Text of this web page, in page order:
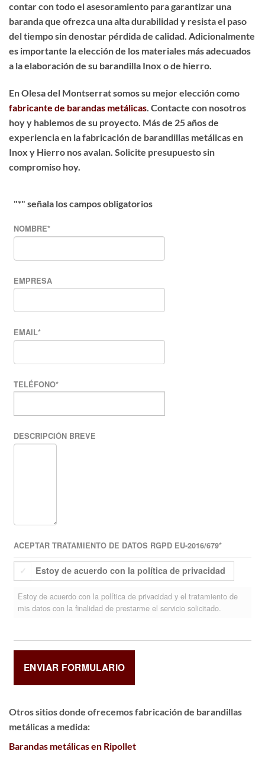
contar con todo el asesoramiento para garantizar una
baranda que ofrezca una alta durabilidad y resista el paso
del tiempo sin denostar pérdida de calidad. Adicionalmente
es importante la elección de los materiales más adecuados
a la elaboración de su barandilla Inox o de hierro.
En Olesa del Montserrat somos su mejor elección como
fabricante de barandas metálicas . Contacte con nosotros
hoy y hablemos de su proyecto. Más de 25 años de
experiencia en la fabricación de barandillas metálicas en
Inox y Hierro nos avalan. Solicite presupuesto sin
compromiso hoy.
"*" señala los campos obligatorios
NOMBRE*
EMPRESA
EMAIL*
TELÉFONO*
DESCRIPCIÓN BREVE
ACEPTAR TRATAMIENTO DE DATOS RGPD EU-2016/679*
Estoy de acuerdo con la política de privacidad
Estoy de acuerdo con la política de privacidad y el tratamiento de
mis datos con la finalidad de prestarme el servicio solicitado.
Otros sitios donde ofrecemosfabricación de barandillas
metálicas a medida:
Barandas metálicas en Ripollet